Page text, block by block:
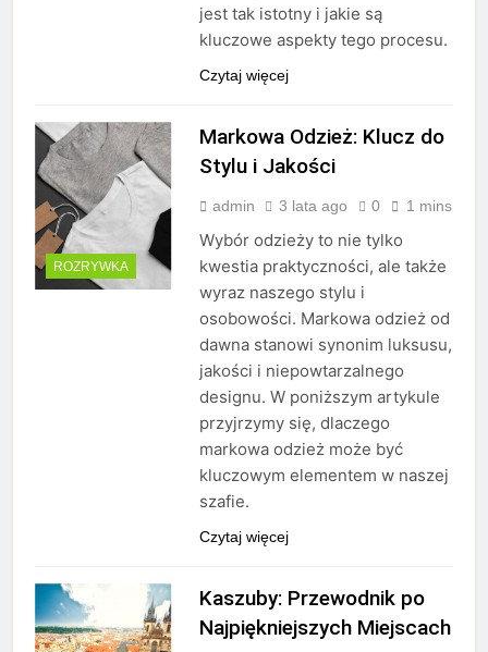
jest tak istotny i jakie są
kluczowe aspekty tego procesu.
Czytaj więcej
ROZRYWKA
Markowa Odzież: Klucz do
Stylu i Jakości
admin 3 lata ago 0 1 mins
Wybór odzieży to nie tylko
kwestia praktyczności, ale także
wyraz naszego stylu i
osobowości. Markowa odzież od
dawna stanowi synonim luksusu,
jakości i niepowtarzalnego
designu. W poniższym artykule
przyjrzymy się, dlaczego
markowa odzież może być
kluczowym elementem w naszej
szafie.
Czytaj więcej
Kaszuby: Przewodnik po
Najpiękniejszych Miejscach